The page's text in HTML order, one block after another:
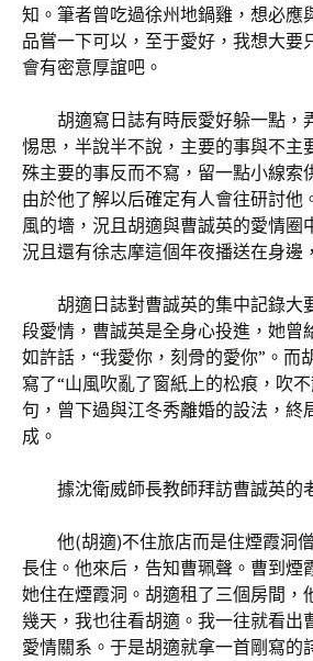
知。筆者曾吃過徐州地鍋雞，想必應
品嘗一下可以，至于愛好，我想大要
會有密意厚誼吧。
胡適寫日誌有時辰愛好躲一點，
惕思，半說半不說，主要的事與不主
殊主要的事反而不寫，留一點小線索
由於他了解以后確定有人會往研討他
風的墻，況且胡適與曹誠英的愛情圈
況且還有徐志摩這個年夜播送在身邊
胡適日誌對曹誠英的集中記錄大
段愛情，曹誠英是全身心投進，她曾
如許話，“我愛你，刻骨的愛你”。而
寫了“山風吹亂了窗紙上的松痕，吹
句，曾下過與江冬秀離婚的設法，終
成。
據沈衛威師長教師拜訪曹誠英的
他(胡適)不住旅店而是住煙霞洞
長住。他來后，告知曹珮聲。曹到煙
她住在煙霞洞。胡適租了三個房間，
幾天，我也往看胡適。我一往就看出
愛情關系。于是胡適就拿一首剛寫的